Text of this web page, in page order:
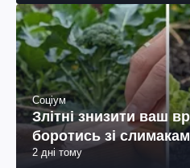
Соціум
Злітні знизити ваш
боротись зі
2 дні тому